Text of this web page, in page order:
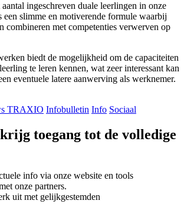
ingeschreven duale leerlingen in onze
een slimme en motiverende formule waarbij
combineren met competenties verwerven op
biedt de mogelijkheid om de capaciteiten
te leren kennen, wat zeer interessant kan
eventuele latere aanwerving als werknemer.
TRAXIO Infobulletin Info Sociaal
toegang tot de volledige
info via onze website en tools
onze partners.
uit met gelijkgestemden